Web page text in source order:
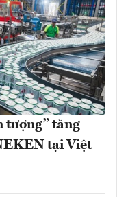
tượng” tăng
tại Việt